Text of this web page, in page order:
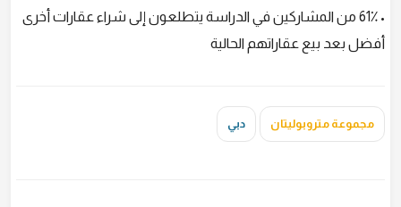
• 61٪ من المشاركين في الدراسة يتطلعون إلى شراء عقارات أخرى
أفضل بعد بيع عقاراتهم الحالية
مجموعة متروبوليتان دبي